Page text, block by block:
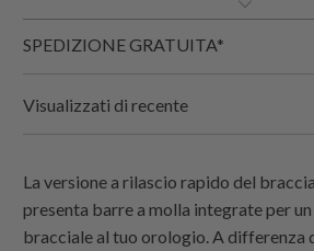
SPEDIZIONE GRATUITA*
Visualizzati di recente
La versione a rilascio rapido del
presenta barre a molla integrate per
bracciale al tuo orologio. A differenza